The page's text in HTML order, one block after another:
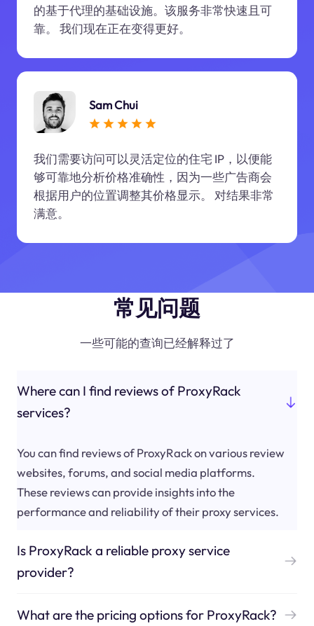
的基于代理的基础设施。该服务非常快速且可
靠。 我们现在正在变得更好。
Sam Chui
我们需要访问可以灵活定位的住宅 IP，以便能
够可靠地分析价格准确性，因为一些广告商会
根据用户的位置调整其价格显示。 对结果非常
满意。
常见问题
一些可能的查询已经解释过了
Where can I find reviews of ProxyRack
services?
You can find reviews of ProxyRack on various review
websites, forums, and social media platforms.
These reviews can provide insights into the
performance and reliability of their proxy services.
Is ProxyRack a reliable proxy service
provider?
What are the pricing options for ProxyRack?